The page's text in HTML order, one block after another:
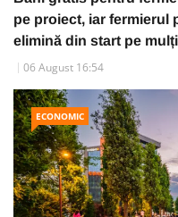
pe proiect, iar fermierul
elimină din start pe mulți
06 August 16:54
ECONOMIC